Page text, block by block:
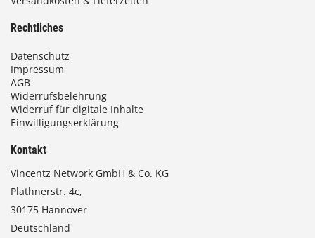
Rechtliches
Datenschutz
Impressum
AGB
Widerrufsbelehrung
Widerruf für digitale Inhalte
Einwilligungserklärung
Kontakt
Vincentz Network GmbH & Co. KG
Plathnerstr. 4c,
30175 Hannover
Deutschland